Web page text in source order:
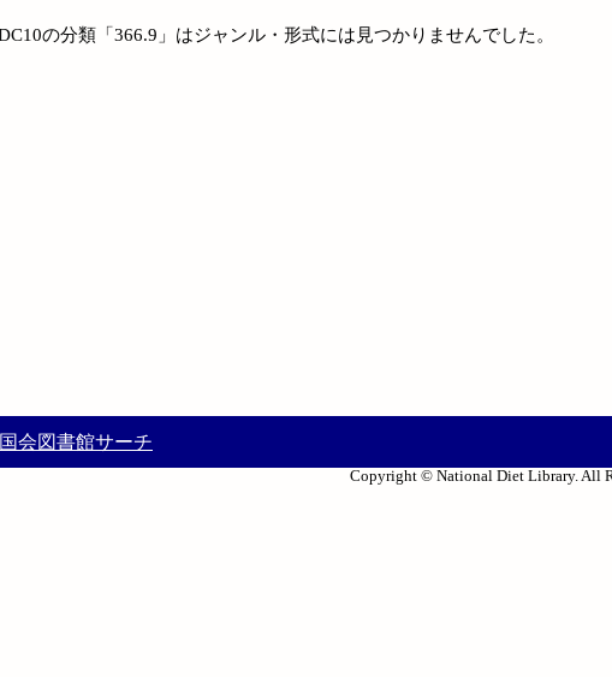
の分類「366.9」はジャンル・形式には見つかりませんでした。
会図書館サーチ
Copyright © National Diet Library. All